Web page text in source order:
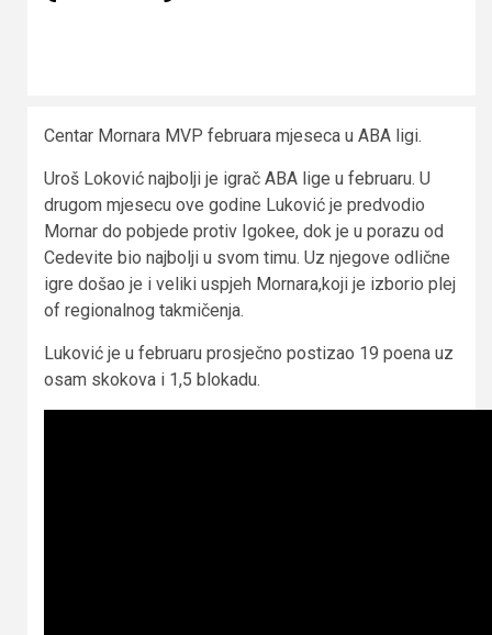
Centar Mornara MVP februara mjeseca u ABA ligi.
Uroš Loković najbolji je igrač ABA lige u februaru. U
drugom mjesecu ove godine Luković je predvodio
Mornar do pobjede protiv Igokee, dok je u porazu od
Cedevite bio najbolji u svom timu. Uz njegove odlične
igre došao je i veliki uspjeh Mornara,koji je izborio plej
of regionalnog takmičenja.
Luković je u februaru prosječno postizao 19 poena uz
osam skokova i 1,5 blokadu.